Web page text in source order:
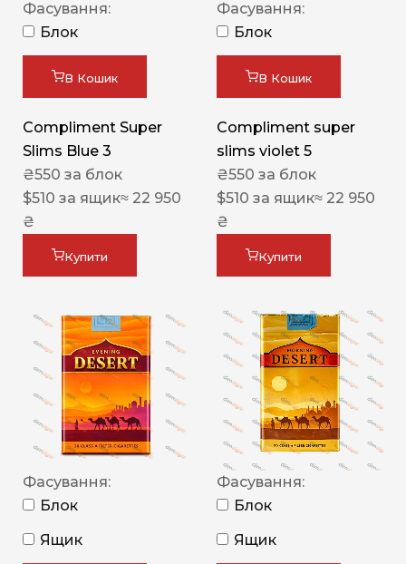
Фасування:
Блок
В Кошик
Compliment Super
Slims Blue 3
₴550 за блок
$510 за ящик≈ 22 950
₴
Купити
Фасування:
Блок
В Кошик
Compliment super
slims violet 5
₴550 за блок
$510 за ящик≈ 22 950
₴
Купити
Фасування:
Блок
Ящик
Фасування:
Блок
Ящик